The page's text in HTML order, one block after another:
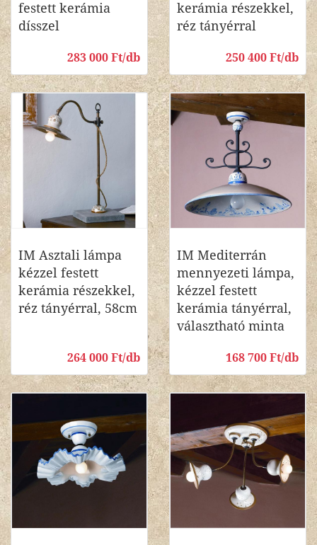
festett kerámia
dísszel
283 000 Ft/db
kerámia részekkel,
réz tányérral
250 400 Ft/db
IM Asztali lámpa
kézzel festett
kerámia részekkel,
réz tányérral, 58cm
264 000 Ft/db
IM Mediterrán
mennyezeti lámpa,
kézzel festett
kerámia tányérral,
választható minta
168 700 Ft/db